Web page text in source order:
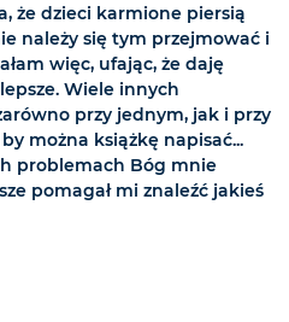
że dzieci karmione piersią
należy się tym przejmować i
więc, ufając, że daję
Wiele innych
przy jednym, jak i przy
można książkę napisać...
problemach Bóg mnie
pomagał mi znaleźć jakieś